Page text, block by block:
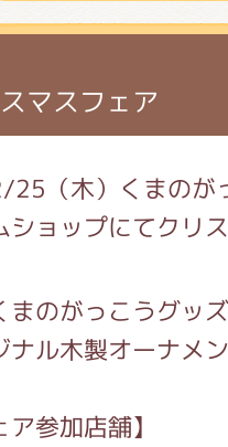
マスフェア
（木）くまのが
ショップにてクリ
まのがっこうグッ
ナル木製オーナメ
参加店舗】
ォメーション
メーション